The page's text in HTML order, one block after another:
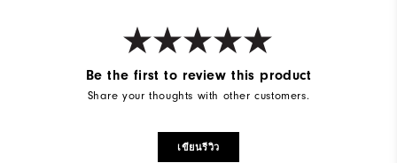
Be the first to review this product
Share your thoughts with other customers.
เขียนรีวิว